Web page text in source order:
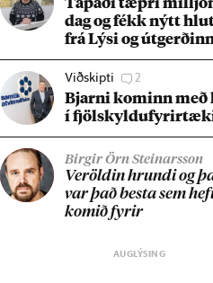
dag og fékk nýtt
frá Lýsi og
Viðskipti 2
Bjarni kom­inn
í
Birgir Örn Steinarsson
Ver­öld­in hrundi og
var það besta sem
kom­ið fyr­ir